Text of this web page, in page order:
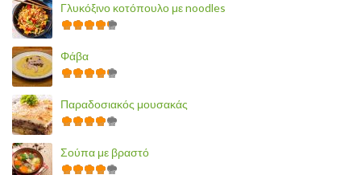
Γλυκόξινο κοτόπουλο με noodles
Φάβα
Παραδοσιακός μουσακάς
Σούπα με βραστό